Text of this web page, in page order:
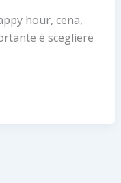
hour, cena,
è scegliere